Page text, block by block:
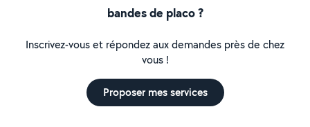
bandes de placo ?
Inscrivez-vous et répondez aux demandes près de chez
vous !
Proposer mes services